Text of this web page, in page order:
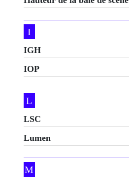
I
IGH
IOP
L
LSC
Lumen
M